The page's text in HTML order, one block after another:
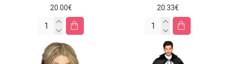
20.00€ 20.33€